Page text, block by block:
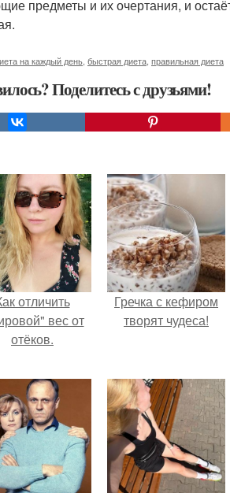
предметы и их очертания, и
на каждый день быстрая диета правильная диета
Поделитесь с друзьями!
отличить
вес от
отёков.
Гречка с кефиром
творят чудеса!